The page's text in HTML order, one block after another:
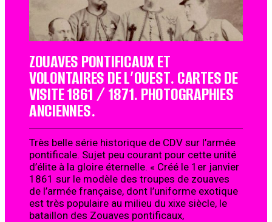
ZOUAVES PONTIFICAUX ET
VOLONTAIRES DE L’OUEST. CARTES DE
VISITE 1861 / 1871. PHOTOGRAPHIES
ANCIENNES.
Très belle série historique de CDV sur l’armée
pontificale. Sujet peu courant pour cette unité
d’élite à la gloire éternelle. « Créé le 1er janvier
1861 sur le modèle des troupes de zouaves
de l’armée française, dont l’uniforme exotique
est très populaire au milieu du xixe siècle, le
bataillon des Zouaves pontificaux,